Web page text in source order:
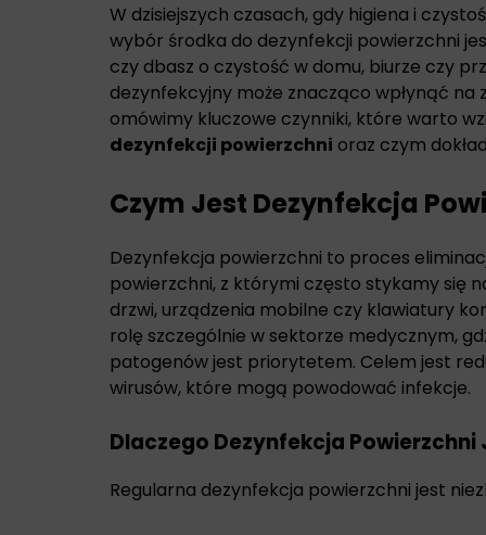
W dzisiejszych czasach, gdy higiena i
wybór środka do dezynfekcji powierzchni
czy dbasz o czystość w domu, biurze czy
dezynfekcyjny może znacząco wpłynąć
omówimy kluczowe czynniki, które warto
dezynfekcji powierzchni oraz czym
Czym Jest Dezynfekcja
Dezynfekcja powierzchni to proces
powierzchni, z którymi często stykamy się
drzwi, urządzenia mobilne czy klawiatury
rolę szczególnie w sektorze medycznym,
patogenów jest priorytetem. Celem jest
wirusów, które mogą powodować infekcje.
Dlaczego Dezynfekcja Powierzchni
Regularna dezynfekcja powierzchni jest